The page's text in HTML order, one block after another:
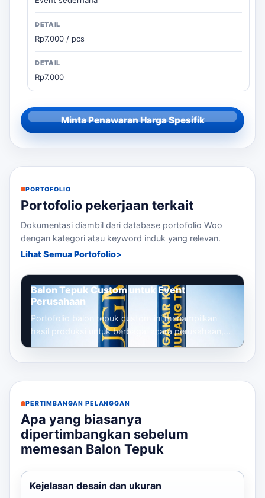
Rp7.000 / pcs
Rp7.000
Minta Penawaran Harga Spesifik
PORTOFOLIO
Portofolio pekerjaan terkait
Dokumentasi diambil dari database portofolio Woo
dengan kategori atau keyword induk yang relevan.
Lihat Semua Portofolio
Balon Tepuk Custom untuk Event
Perusahaan
Portofolio balon tepuk custom ini menampilkan
hasil produksi untuk berbagai acara perusahaan,
mulai dari gathering, seminar, launc...
PERTIMBANGAN PELANGGAN
Apa yang biasanya
dipertimbangkan sebelum
memesan Balon Tepuk
Kejelasan desain dan ukuran